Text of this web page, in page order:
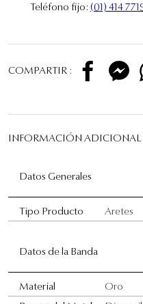
Teléfono fijo: (01) 414
COMPARTIR :
INFORMACIÓN ADICIONAL
Datos Generales
Tipo Producto Aretes
Datos de la Banda
Material
Oro